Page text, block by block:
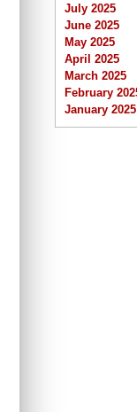
July 2025
June 2025
May 2025
April 2025
March 2025
February
January 2025